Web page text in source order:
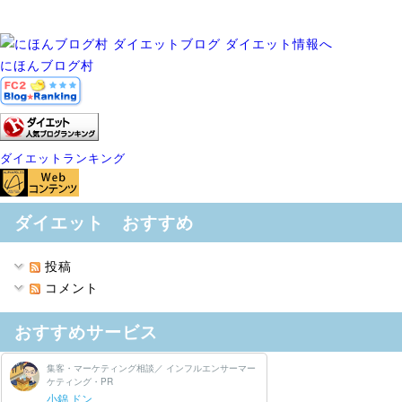
にほんブログ村
ダイエットランキング
ダイエット おすすめ
投稿
コメント
おすすめサービス